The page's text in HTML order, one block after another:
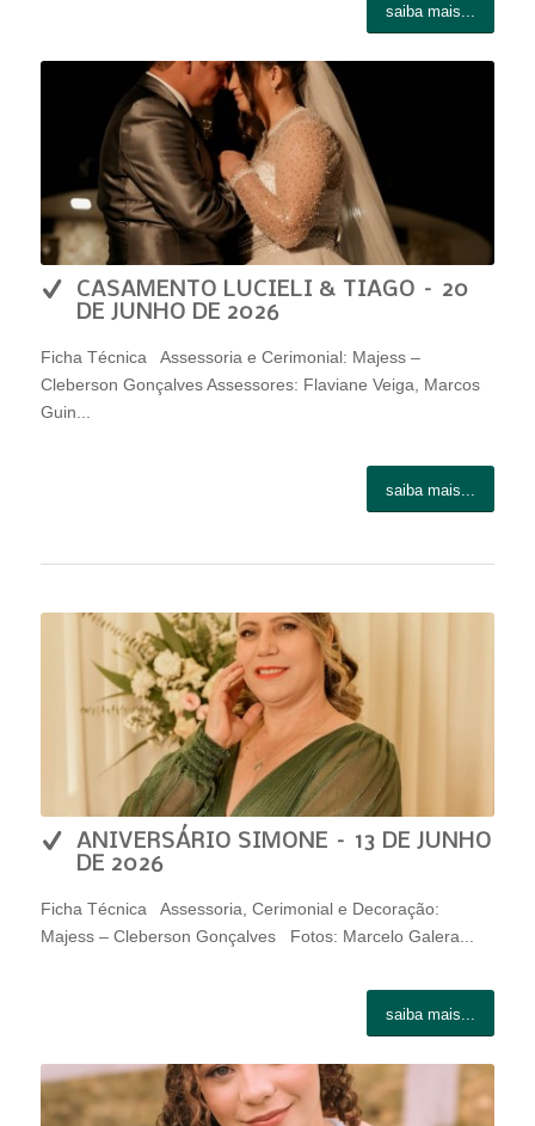
saiba mais...
CASAMENTO LUCIELI & TIAGO – 20
DE JUNHO DE 2026
Ficha Técnica Assessoria e Cerimonial: Majess –
Cleberson Gonçalves Assessores: Flaviane Veiga, Marcos
Guin...
saiba mais...
ANIVERSÁRIO SIMONE – 13 DE JUNHO
DE 2026
Ficha Técnica Assessoria, Cerimonial e Decoração:
Majess – Cleberson Gonçalves Fotos: Marcelo Galera...
saiba mais...